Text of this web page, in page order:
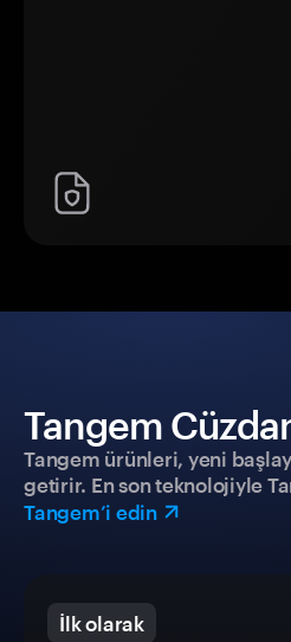
Tangem Cüzdan
Tangem ürünleri, yeni
getirir. En son teknolojiyle
Tangem’i edin
İlk olarak